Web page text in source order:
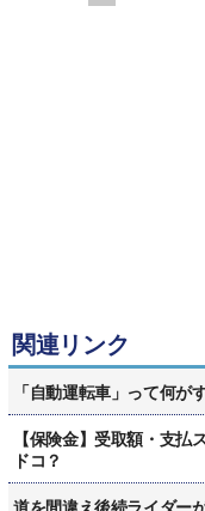
関連リンク
「自動運転車」って何
【保険金】受取額・支
ドコ？
道を間違え後続ライダー